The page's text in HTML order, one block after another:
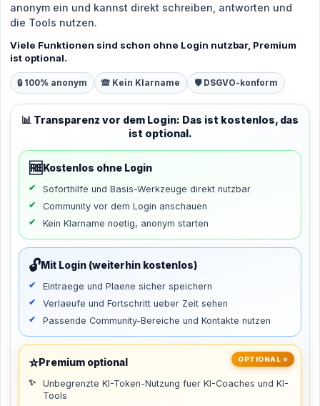
anonym ein und kannst direkt schreiben, antworten und
die Tools nutzen.
Viele Funktionen sind schon ohne Login nutzbar, Premium
ist optional.
🔒 100% anonym 🙈 Kein Klarname 🛡️ DSGVO-konform
📊 Transparenz vor dem Login: Das ist kostenlos, das
ist optional.
🆓 Kostenlos ohne Login
Soforthilfe und Basis-Werkzeuge direkt nutzbar
Community vor dem Login anschauen
Kein Klarname noetig, anonym starten
🔓Mit Login (weiterhin kostenlos)
Eintraege und Plaene sicher speichern
Verlaeufe und Fortschritt ueber Zeit sehen
Passende Community-Bereiche und Kontakte nutzen
OPTIONAL ⭐
⭐Premium optional
Unbegrenzte KI-Token-Nutzung fuer KI-Coaches und KI-
Tools